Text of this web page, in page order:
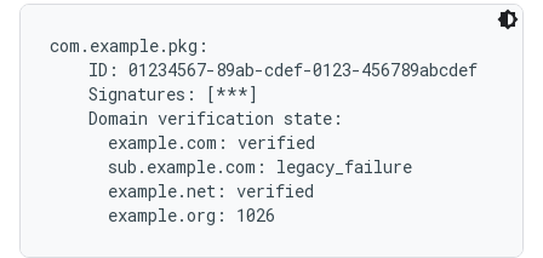
com.example.pkg:
    ID: 01234567-89ab-cdef-0123-456789abcdef
    Signatures: [***]
    Domain verification state:
      example.com: verified
      sub.example.com: legacy_failure
      example.net: verified